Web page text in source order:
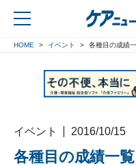
HOME イベント 各種目の成績
イベント 2016/10/15
各種目の成績一